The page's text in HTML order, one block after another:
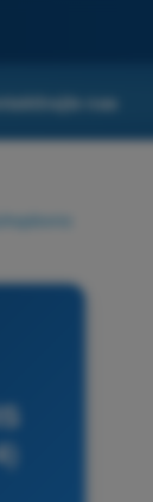
nas